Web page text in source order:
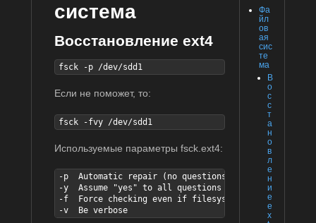
Фа
йл
ов
ая
сис
те
ма
В
о
с
с
т
а
н
о
в
л
е
н
и
е
e
x
система
Восстановление ext4
fsck -p /dev/sdd1
Если не поможет, то:
fsck -fvy /dev/sdd1
Используемые параметры fsck.ext4:
-p  Automatic repair (no questions)
-y  Assume "yes" to all questions
-f  Force checking even if filesystem is marked
-v  Be verbose